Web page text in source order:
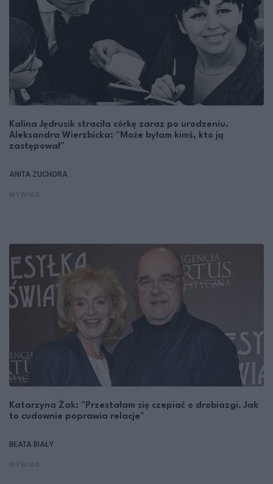
Kalina Jędrusik straciła córkę zaraz po urodzeniu.
Aleksandra Wierzbicka: "Może byłam kimś, kto ją
zastępował"
ANITA ZUCHORA
Katarzyna Żak: "Przestałam się czepiać o drobiazgi. Jak
to cudownie poprawia relacje"
BEATA BIAŁY